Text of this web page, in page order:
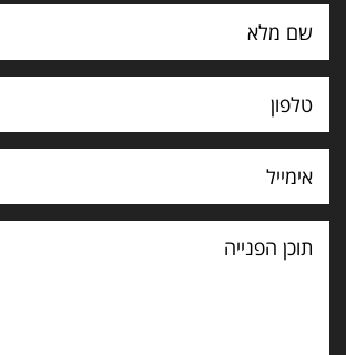
תוכן
הפנייה